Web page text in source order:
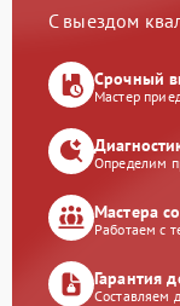
С выездом
Срочный
Мастер
Определим
Мастера
Работаем с
Гарантия
Составляем